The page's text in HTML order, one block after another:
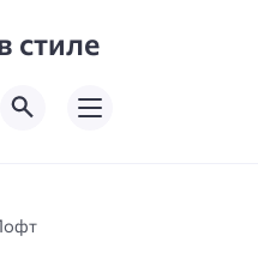
стиле